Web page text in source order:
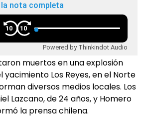
la nota completa
10 10
Powered by Thinkindot Audio
muertos en una explosión
Los Reyes, en el Norte
diversos medios locales. Los
Lazcano, de 24 años, y Homero
la prensa chilena.